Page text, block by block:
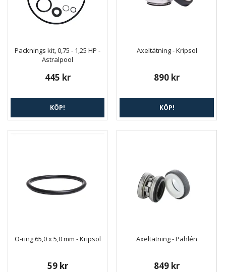
Packnings kit, 0,75 - 1,25 HP -
Astralpool
445 kr
KÖP!
Axeltätning - Kripsol
890 kr
KÖP!
O-ring 65,0 x 5,0 mm - Kripsol
59 kr
Axeltätning - Pahlén
849 kr